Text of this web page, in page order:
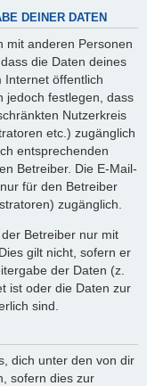
DEINER DATEN
mit anderen Personen
die Daten deines
Internet öffentlich
jedoch festlegen, dass
Nutzerkreis
etc.) zugänglich
entsprechenden
Betreiber. Die E-Mail-
für den Betreiber
zugänglich.
Betreiber nur mit
gilt nicht, sofern er
der Daten (z.
ist oder die Daten zur
sind.
dich unter den von dir
sofern dies zur